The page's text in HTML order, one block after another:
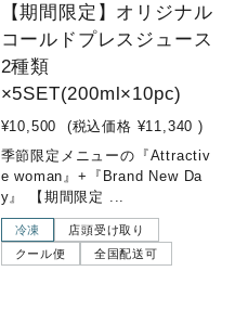
【期間限定】オリジナル
コールドプレスジュース
2種類
×5SET(200ml×10pc)
¥10,500 (税込価格 ¥11,340 )
季節限定メニューの『Attractiv
e woman』+『Brand New Da
y』 【期間限定 ...
冷凍
店頭受け取り
クール便
全国配送可